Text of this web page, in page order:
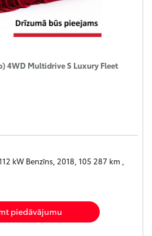
4WD Multidrive S Luxury Fleet
kW Benzīns, 2018, 105 287 km ,
piedāvājumu